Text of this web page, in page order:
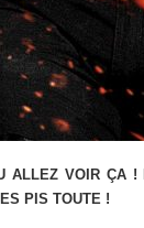
ALLEZ VOIR ÇA !
PIS TOUTE !